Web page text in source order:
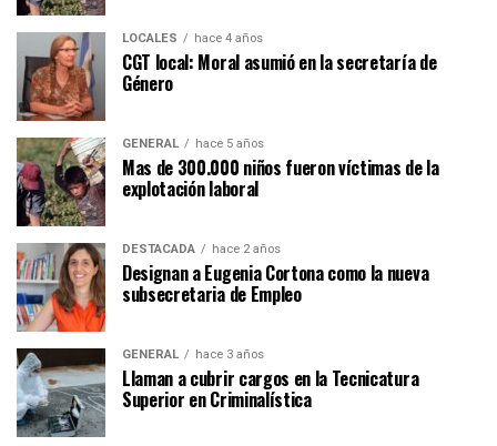
LOCALES hace 4 años
CGT local: Moral asumió en la secretaría de
Género
GENERAL hace 5 años
Mas de 300.000 niños fueron víctimas de la
explotación laboral
DESTACADA hace 2 años
Designan a Eugenia Cortona como la nueva
subsecretaria de Empleo
GENERAL hace 3 años
Llaman a cubrir cargos en la Tecnicatura
Superior en Criminalística